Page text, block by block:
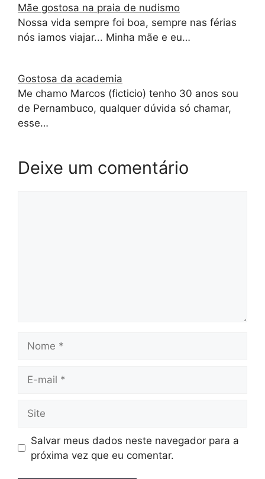
Mãe gostosa na praia de nudismo
Nossa vida sempre foi boa, sempre nas férias
nós iamos viajar... Minha mãe e eu…
Gostosa da academia
Me chamo Marcos (ficticio) tenho 30 anos sou
de Pernambuco, qualquer dúvida só chamar,
esse…
Deixe um comentário
mail
Salvar meus dados neste navegador para a
próxima vez que eu comentar.